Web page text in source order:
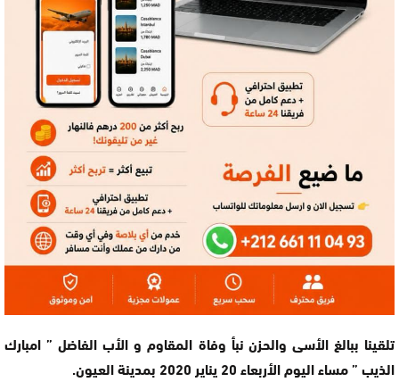
تلقينا ببالغ الأسى والحزن نبأ وفاة المقاوم و الأب الفاضل ” امبارك
الذيب ” مساء اليوم الأربعاء 20 يناير 2020 بمدينة العيون.